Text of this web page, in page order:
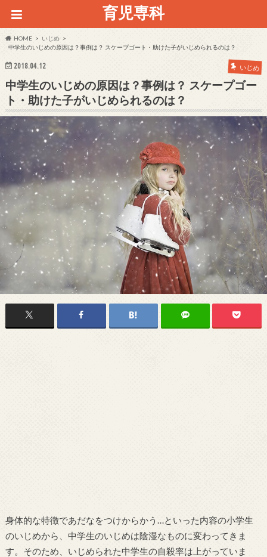
育児専科
HOME
いじめ
中学生のいじめの原因は？事例は？ スケープゴート・助けた子がいじめられるのは？
2018.04.12 いじめ
中学生のいじめの原因は？事例は？ スケープゴー
ト・助けた子がいじめられるのは？
身体的な特徴であだなをつけからかう…といった内容の小学生
のいじめから、中学生のいじめは陰湿なものに変わってきま
す。そのため、いじめられた中学生の自殺率は上がっていま